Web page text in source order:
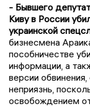
- Бывшего
Киву в России
украинской
бизнесмена
пособничестве
информации, а
версии
неприязнь,
освобождением